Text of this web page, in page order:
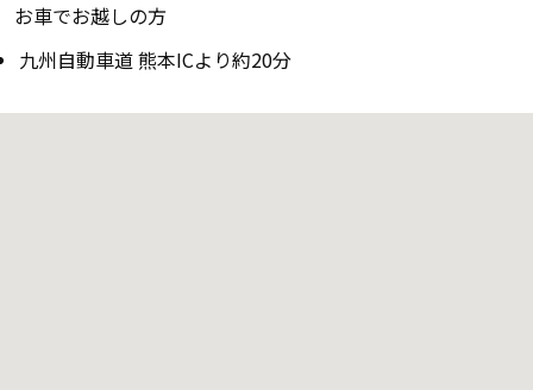
お車でお越しの方
九州自動車道 熊本ICより約20分